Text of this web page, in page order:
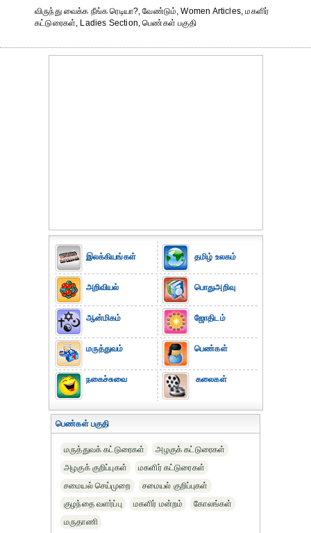
விருந்து வைக்க நீங்க ரெடியா?, வேண்டும், Women Articles, மகளிர்
கட்டுரைகள், Ladies Section, பெண்கள் பகுதி
இலக்கியங்கள்
அறிவியல்
ஆன்மிகம்
மருத்துவம்
நகைச்சுவை
தமிழ் உலகம்
பொதுஅறிவு
ஜோதிடம்
பெண்கள்
கலைகள்
பெண்கள் பகுதி
மருத்துவக் கட்டுரைகள்
அழகுக் கட்டுரைகள்
அழகுக் குறிப்புகள்
மகளிர் கட்டுரைகள்
சமையல் செய்முறை
சமையல் குறிப்புகள்
குழந்தை வளர்ப்பு
மகளிர் மன்றம்
கோலங்கள்
மருதாணி